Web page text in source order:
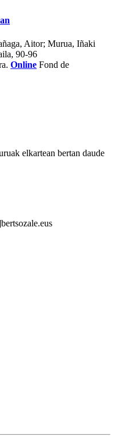
Aitor; Murua, Iñaki
90-96
Online Fond de
elkartean bertan daude